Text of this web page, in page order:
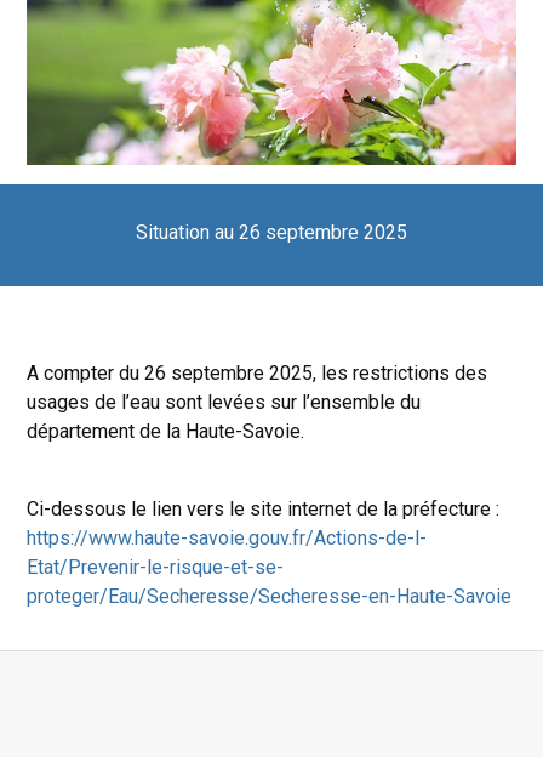
Situation au 26 septembre 2025
A compter du 26 septembre 2025, les restrictions des
usages de l’eau sont levées sur l’ensemble du
département de la Haute-Savoie.
Ci-dessous le lien vers le site internet de la préfecture :
https://www.haute-savoie.gouv.fr/Actions-de-l-
Etat/Prevenir-le-risque-et-se-
proteger/Eau/Secheresse/Secheresse-en-Haute-Savoie